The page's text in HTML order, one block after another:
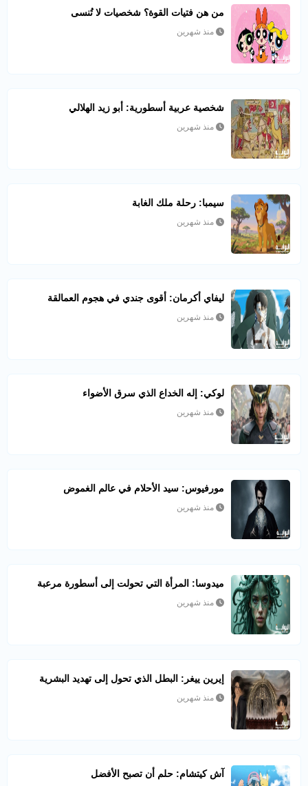
من هن فتيات القوة؟ شخصيات لا تُنسى
منذ شهرين
شخصية عربية أسطورية: أبو زيد الهلالي
منذ شهرين
سيمبا: رحلة ملك الغابة
منذ شهرين
ليفاي أكرمان: أقوى جندي في هجوم العمالقة
منذ شهرين
لوكي: إله الخداع الذي سرق الأضواء
منذ شهرين
مورفيوس: سيد الأحلام في عالم الغموض
منذ شهرين
ميدوسا: المرأة التي تحولت إلى أسطورة مرعبة
منذ شهرين
إيرين ييغر: البطل الذي تحول إلى تهديد البشرية
منذ شهرين
آش كيتشام: حلم أن تصبح الأفضل